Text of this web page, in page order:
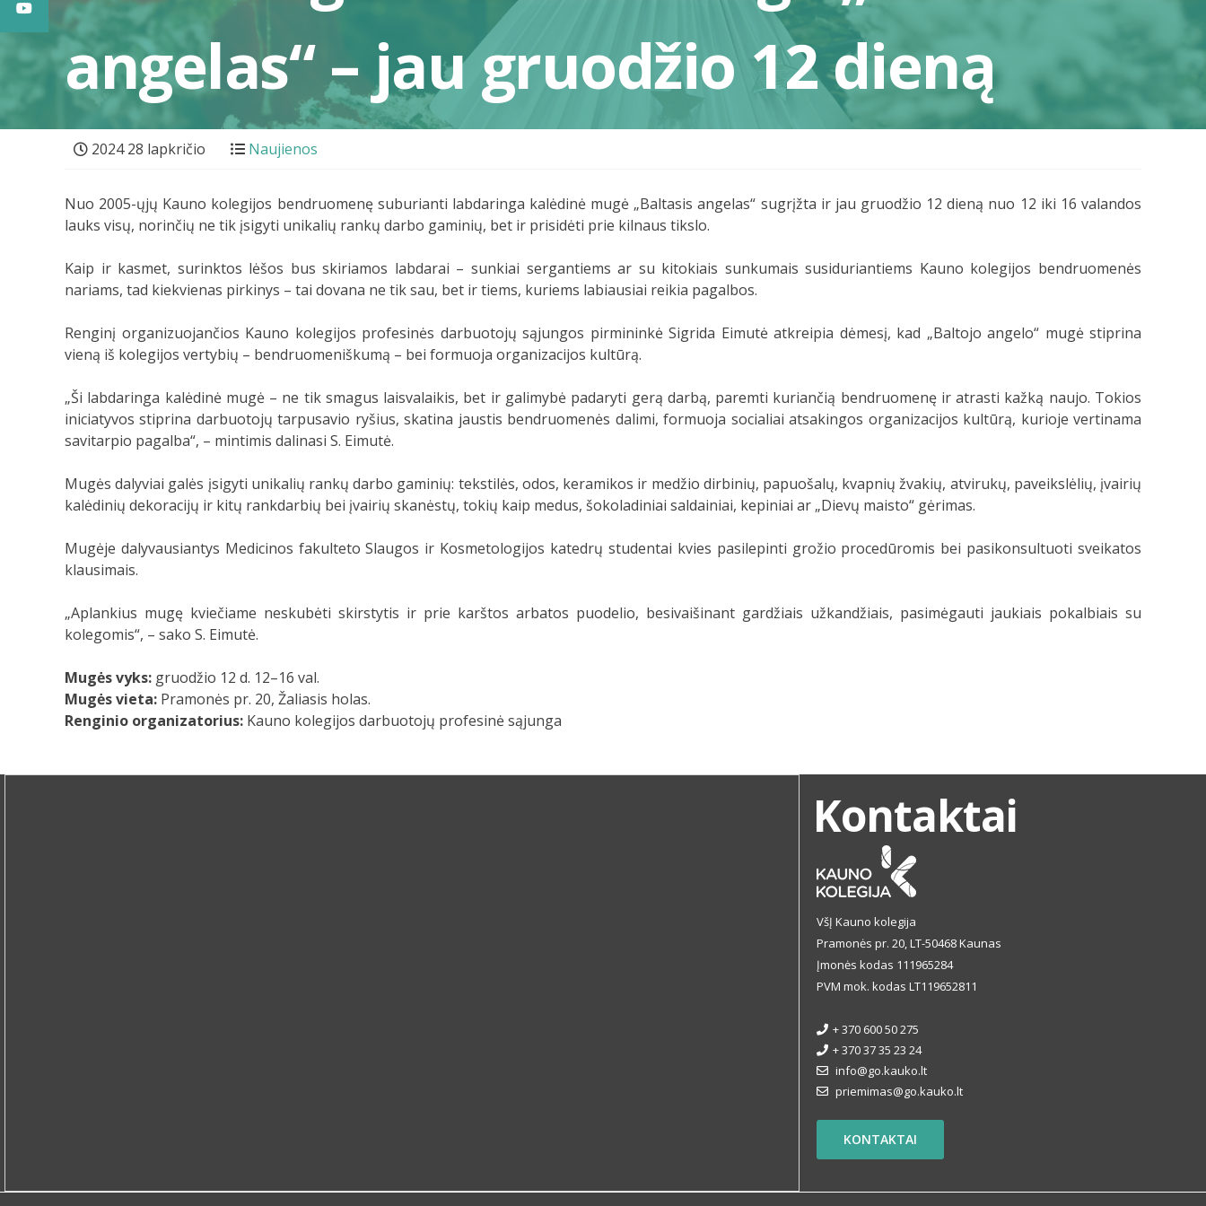
angelas“ – jau gruodžio 12 dieną
2024 28 lapkričio Naujienos
Nuo 2005-ųjų Kauno kolegijos bendruomenę suburianti labdaringa kalėdinė mugė „Baltasis angelas“ sugrįžta ir jau gruodžio 12 dieną nuo 12 iki 16 valandos
lauks visų, norinčių ne tik įsigyti unikalių rankų darbo gaminių, bet ir prisidėti prie kilnaus tikslo.
Kaip ir kasmet, surinktos lėšos bus skiriamos labdarai – sunkiai sergantiems ar su kitokiais sunkumais susiduriantiems Kauno kolegijos bendruomenės
nariams, tad kiekvienas pirkinys – tai dovana ne tik sau, bet ir tiems, kuriems labiausiai reikia pagalbos.
Renginį organizuojančios Kauno kolegijos profesinės darbuotojų sąjungos pirmininkė Sigrida Eimutė atkreipia dėmesį, kad „Baltojo angelo“ mugė stiprina
vieną iš kolegijos vertybių – bendruomeniškumą – bei formuoja organizacijos kultūrą.
„Ši labdaringa kalėdinė mugė – ne tik smagus laisvalaikis, bet ir galimybė padaryti gerą darbą, paremti kuriančią bendruomenę ir atrasti kažką naujo. Tokios
iniciatyvos stiprina darbuotojų tarpusavio ryšius, skatina jaustis bendruomenės dalimi, formuoja socialiai atsakingos organizacijos kultūrą, kurioje vertinama
savitarpio pagalba“, – mintimis dalinasi S. Eimutė.
Mugės dalyviai galės įsigyti unikalių rankų darbo gaminių: tekstilės, odos, keramikos ir medžio dirbinių, papuošalų, kvapnių žvakių, atvirukų, paveikslėlių, įvairių
kalėdinių dekoracijų ir kitų rankdarbių bei įvairių skanėstų, tokių kaip medus, šokoladiniai saldainiai, kepiniai ar „Dievų maisto“ gėrimas.
Mugėje dalyvausiantys Medicinos fakulteto Slaugos ir Kosmetologijos katedrų studentai kvies pasilepinti grožio procedūromis bei pasikonsultuoti sveikatos
klausimais.
„Aplankius mugę kviečiame neskubėti skirstytis ir prie karštos arbatos puodelio, besivaišinant gardžiais užkandžiais, pasimėgauti jaukiais pokalbiais su
kolegomis“, – sako S. Eimutė.
Mugės vyks: gruodžio 12 d. 12–16 val.
Mugės vieta: Pramonės pr. 20, Žaliasis holas.
Renginio organizatorius: Kauno kolegijos darbuotojų profesinė sąjunga
Kontaktai
VšĮ Kauno kolegija
Pramonės pr. 20, LT-50468 Kaunas
Įmonės kodas 111965284
PVM mok. kodas LT119652811
+ 370 600 50 275
+ 370 37 35 23 24
info@go.kauko.lt
priemimas@go.kauko.lt
KONTAKTAI